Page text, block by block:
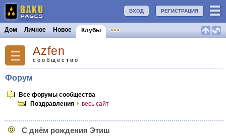
РЕГИСТРАЦИЯ
ВХОД
Дом Личное Новое Клубы
Azfen
сообщество
Форум
Все форумы сообщества
Поздравления
весь сайт
С днём рождения Этиш